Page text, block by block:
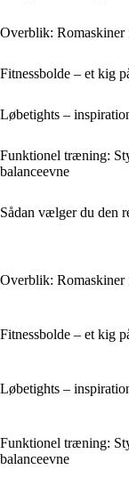
Overblik: Romaskiner
Fitnessbolde – et kig
Løbetights –
Funktionel træning:
balanceevne
Sådan vælger du den
Overblik: Romaskiner
Fitnessbolde – et kig
Løbetights –
Funktionel træning:
balanceevne